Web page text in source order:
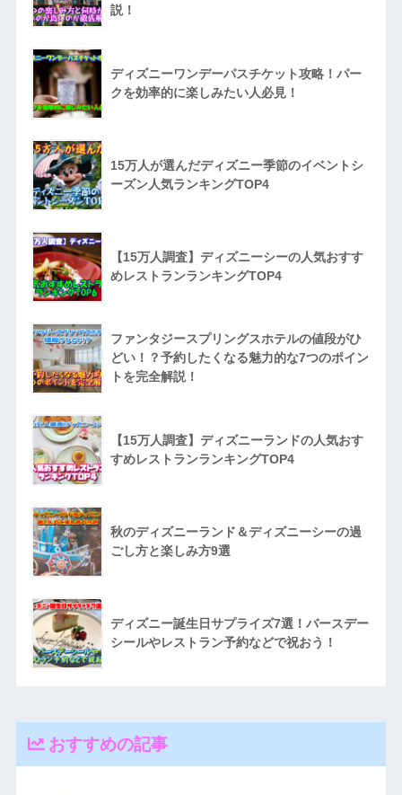
説！
ディズニーワンデーパスチケット攻略！パー
クを効率的に楽しみたい人必見！
15万人が選んだディズニー季節のイベントシ
ーズン人気ランキングTOP4
【15万人調査】ディズニーシーの人気おすす
めレストランランキングTOP4
ファンタジースプリングスホテルの値段がひ
どい！？予約したくなる魅力的な7つのポイン
トを完全解説！
【15万人調査】ディズニーランドの人気おす
すめレストランランキングTOP4
秋のディズニーランド＆ディズニーシーの過
ごし方と楽しみ方9選
ディズニー誕生日サプライズ7選！バースデー
シールやレストラン予約などで祝おう！
おすすめの記事